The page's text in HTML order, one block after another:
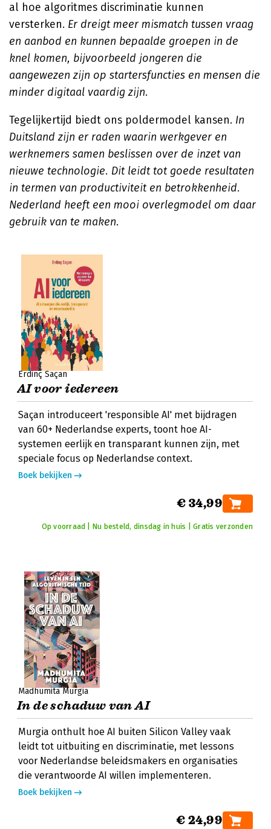
al hoe algoritmes discriminatie kunnen
versterken. Er dreigt meer mismatch tussen vraag
en aanbod en kunnen bepaalde groepen in de
knel komen, bijvoorbeeld jongeren die
aangewezen zijn op startersfuncties en mensen die
minder digitaal vaardig zijn.
Tegelijkertijd biedt ons poldermodel kansen. In
Duitsland zijn er raden waarin werkgever en
werknemers samen beslissen over de inzet van
nieuwe technologie. Dit leidt tot goede resultaten
in termen van productiviteit en betrokkenheid.
Nederland heeft een mooi overlegmodel om daar
gebruik van te maken.
Erdinç Saçan
AI voor iedereen
Saçan introduceert 'responsible AI' met bijdragen
van 60+ Nederlandse experts, toont hoe AI-
systemen eerlijk en transparant kunnen zijn, met
speciale focus op Nederlandse context.
Boek bekijken
€ 34,99
Op voorraad | Nu besteld, dinsdag in huis | Gratis verzonden
Madhumita Murgia
In de schaduw van AI
Murgia onthult hoe AI buiten Silicon Valley vaak
leidt tot uitbuiting en discriminatie, met lessons
voor Nederlandse beleidsmakers en organisaties
die verantwoorde AI willen implementeren.
Boek bekijken
€ 24,99